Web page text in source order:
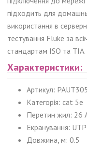
підходить для
використання в
тестування Fluke за
стандартам ISO та TIA.
Характеристики:
Артикул:
Категорія: cat 5e
Перетин жил: 26
Екранування: UTP
Довжина, м: 0.5